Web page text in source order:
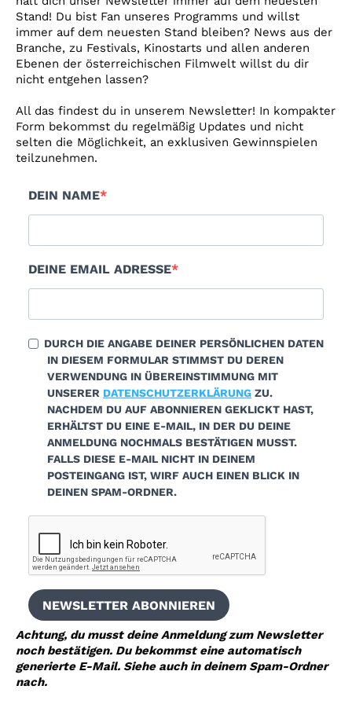
Account
Suche
Stand! Du bist Fan unseres Programms und willst
immer auf dem neuesten Stand bleiben? News aus der
Branche, zu Festivals, Kinostarts und allen anderen
Ebenen der österreichischen Filmwelt willst du dir
nicht entgehen lassen?
All das findest du in unserem Newsletter! In kompakter
Form bekommst du regelmäßig Updates und nicht
selten die Möglichkeit, an exklusiven Gewinnspielen
teilzunehmen.
DEIN NAME
DEINE EMAIL ADRESSE
DURCH DIE ANGABE DEINER PERSÖNLICHEN DATEN
IN DIESEM FORMULAR STIMMST DU DEREN
VERWENDUNG IN ÜBEREINSTIMMUNG MIT
UNSERER DATENSCHUTZERKLÄRUNG ZU.
NACHDEM DU AUF ABONNIEREN GEKLICKT HAST,
ERHÄLTST DU EINE E-MAIL, IN DER DU DEINE
ANMELDUNG NOCHMALS BESTÄTIGEN MUSST.
FALLS DIESE E-MAIL NICHT IN DEINEM
POSTEINGANG IST, WIRF AUCH EINEN BLICK IN
DEINEN SPAM-ORDNER.
NEWSLETTER ABONNIEREN
Achtung, du musst deine Anmeldung zum Newsletter
noch bestätigen. Du bekommst eine automatisch
generierte E-Mail. Siehe auch in deinem Spam-Ordner
nach.